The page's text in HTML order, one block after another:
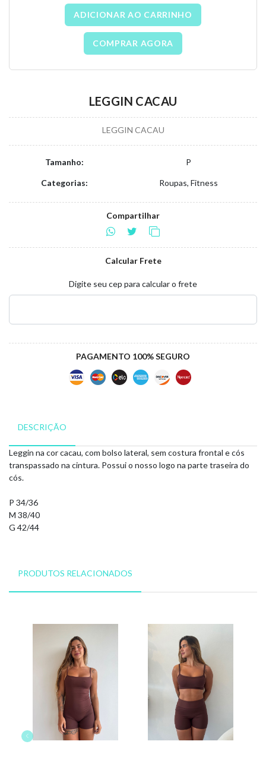
ADICIONAR AO CARRINHO
COMPRAR AGORA
LEGGIN CACAU
LEGGIN CACAU
Tamanho: P
Categorias: Roupas, Fitness
Compartilhar
Calcular Frete
Digite seu cep para calcular o frete
PAGAMENTO 100% SEGURO
DESCRIÇÃO
Leggin na cor cacau, com bolso lateral, sem costura frontal e cós
transpassado na cintura. Possui o nosso logo na parte traseira do
cós.
P 34/36
M 38/40
G 42/44
PRODUTOS RELACIONADOS